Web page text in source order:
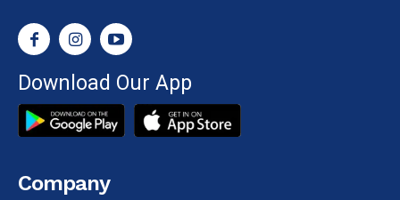
Download Our App
Company